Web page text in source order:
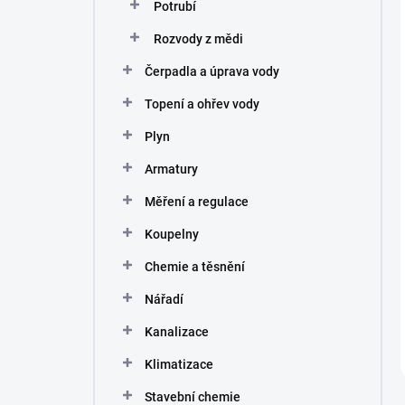
Potrubí
Rozvody z mědi
Čerpadla a úprava vody
Topení a ohřev vody
Plyn
Armatury
Měření a regulace
Koupelny
Chemie a těsnění
Nářadí
Kanalizace
Klimatizace
Stavební chemie